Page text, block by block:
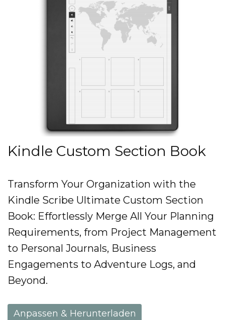
Kindle Custom Section Book
Transform Your Organization with the
Kindle Scribe Ultimate Custom Section
Book: Effortlessly Merge All Your Planning
Requirements, from Project Management
to Personal Journals, Business
Engagements to Adventure Logs, and
Beyond.
Anpassen & Herunterladen